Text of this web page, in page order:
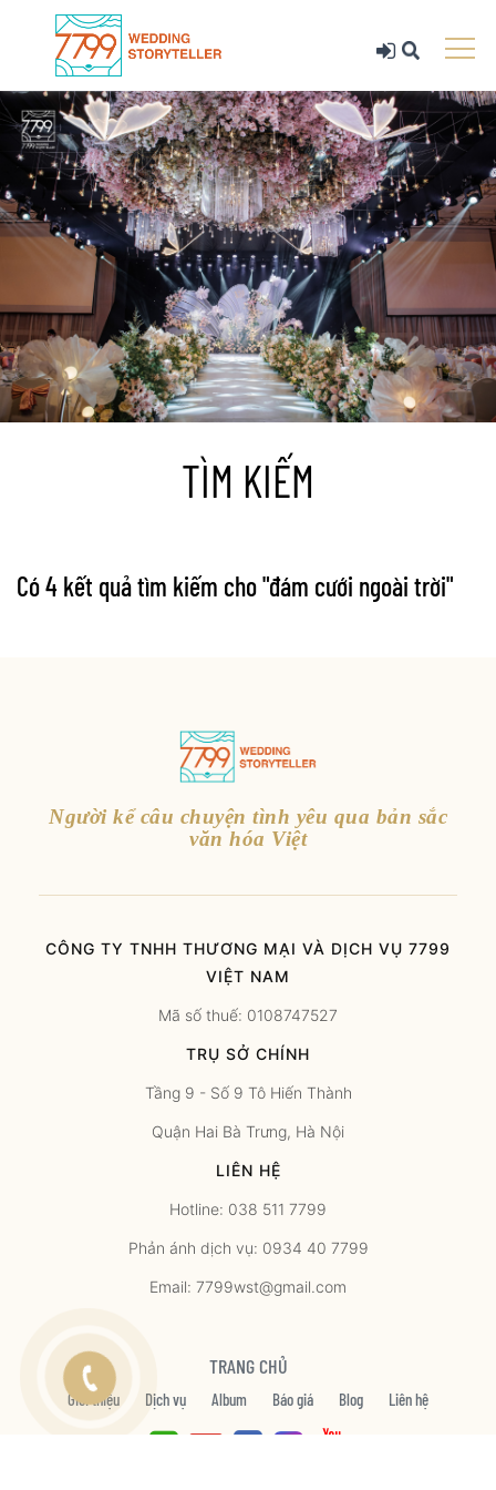
TÌM KIẾM
Có 4 kết quả tìm kiếm cho "đám cưới ngoài trời"
Người kể câu chuyện tình yêu qua bản sắc
văn hóa Việt
CÔNG TY TNHH THƯƠNG MẠI VÀ DỊCH VỤ 7799
VIỆT NAM
Mã số thuế: 0108747527
TRỤ SỞ CHÍNH
Tầng 9 - Số 9 Tô Hiến Thành
Quận Hai Bà Trưng, Hà Nội
LIÊN HỆ
Hotline: 038 511 7799
Phản ánh dịch vụ: 0934 40 7799
Email: 7799wst@gmail.com
TRANG CHỦ
Giới thiệu Dịch vụ Album Báo giá Blog Liên hệ